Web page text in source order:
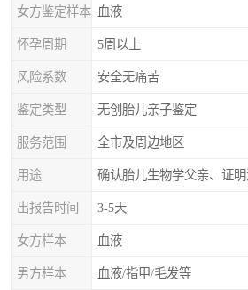
女方鉴定样本 血液
怀孕周期 5周以上
风险系数 安全无痛苦
鉴定类型 无创胎儿亲子鉴定
服务范围 全市及周边地区
用途
出报告时间 3-5天
女方样本 血液
男方样本 血液/指甲/毛发等